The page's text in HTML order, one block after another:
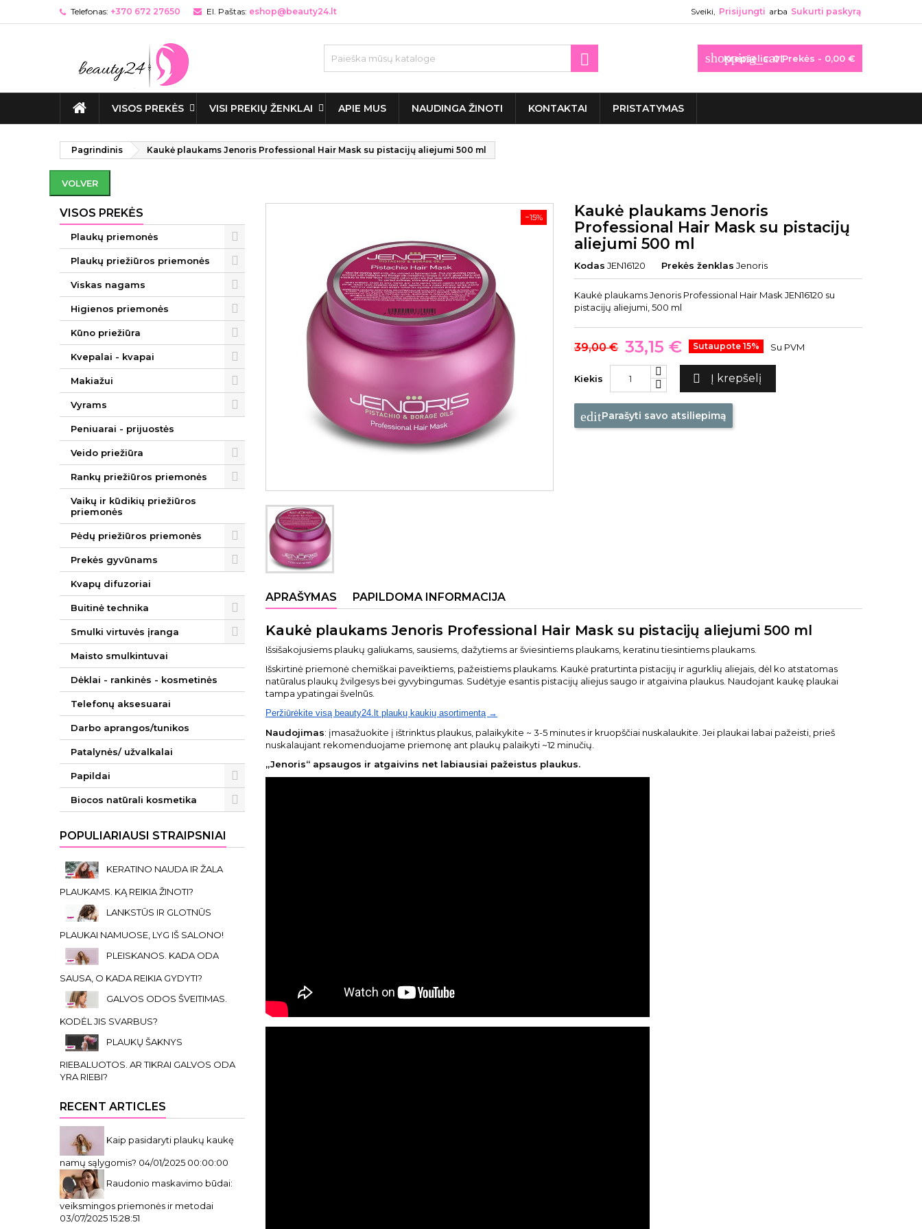
Telefonas: +370 672 27650 El. Paštas: eshop@beauty24.lt Sveiki, Prisijungti arba Sukurti paskyrą
shopping_cart
Krepšelis: 0Prekės - 0,00 €

VISOS PREKĖS VISI PREKIŲ ŽENKLAI APIE MUS NAUDINGA ŽINOTI KONTAKTAI PRISTATYMAS
Pagrindinis Kaukė plaukams Jenoris Professional Hair Mask su pistacijų aliejumi 500 ml
VOLVER
VISOS PREKĖS
Plaukų priemonės
Plaukų priežiūros priemonės
Viskas nagams
Higienos priemonės
Kūno priežiūra
Kvepalai - kvapai
Makiažui
Vyrams
Peniuarai - prijuostės
Veido priežiūra
Rankų priežiūros priemonės
Vaikų ir kūdikių priežiūros
priemonės
Pėdų priežiūros priemonės
Prekės gyvūnams
Kvapų difuzoriai
Buitinė technika
Smulki virtuvės įranga
Maisto smulkintuvai
Dėklai - rankinės - kosmetinės
Telefonų aksesuarai
Darbo aprangos/tunikos
Patalynės/ užvalkalai
Papildai
Biocos natūrali kosmetika
POPULIARIAUSI STRAIPSNIAI
KERATINO NAUDA IR ŽALA
PLAUKAMS. KĄ REIKIA ŽINOTI?
LANKSTŪS IR GLOTNŪS
PLAUKAI NAMUOSE, LYG IŠ SALONO!
PLEISKANOS. KADA ODA
SAUSA, O KADA REIKIA GYDYTI?
GALVOS ODOS ŠVEITIMAS.
KODĖL JIS SVARBUS?
PLAUKŲ ŠAKNYS
RIEBALUOTOS. AR TIKRAI GALVOS ODA
YRA RIEBI?
RECENT ARTICLES
Kaip pasidaryti plaukų kaukę
namų sąlygomis? 04/01/2025 00:00:00
Raudonio maskavimo būdai:
veiksmingos priemonės ir metodai
03/07/2025 15:28:51
−15%
Kaukė plaukams Jenoris
Professional Hair Mask su pistacijų
aliejumi 500 ml
Kodas JEN16120 Prekės ženklas Jenoris
Kaukė plaukams Jenoris Professional Hair Mask JEN16120 su
pistacijų aliejumi, 500 ml
39,00 € 33,15 € Sutaupote 15% Su PVM
Kiekis  Į krepšelį
editParašyti savo atsiliepimą
APRAŠYMAS PAPILDOMA INFORMACIJA
Kaukė plaukams Jenoris Professional Hair Mask su pistacijų aliejumi 500 ml
Išsišakojusiems plaukų galiukams, sausiems, dažytiems ar šviesintiems plaukams, keratinu tiesintiems plaukams.
Išskirtinė priemonė chemiškai paveiktiems, pažeistiems plaukams. Kaukė praturtinta pistacijų ir agurklių aliejais, dėl ko atstatomas
natūralus plaukų žvilgesys bei gyvybingumas. Sudėtyje esantis pistacijų aliejus saugo ir atgaivina plaukus. Naudojant kaukę plaukai
tampa ypatingai švelnūs.
Peržiūrėkite visą beauty24.lt plaukų kaukių asortimentą →
Naudojimas: įmasažuokite į ištrinktus plaukus, palaikykite ~ 3-5 minutes ir kruopščiai nuskalaukite. Jei plaukai labai pažeisti, prieš
nuskalaujant rekomenduojame priemonę ant plaukų palaikyti ~12 minučių.
„Jenoris“ apsaugos ir atgaivins net labiausiai pažeistus plaukus.